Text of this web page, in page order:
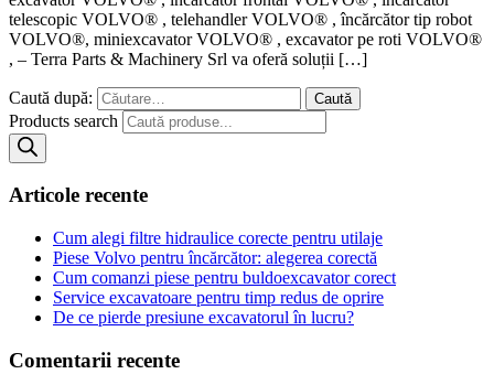
telescopic VOLVO® , telehandler VOLVO® , încărcător tip robot
VOLVO®, miniexcavator VOLVO® , excavator pe roti VOLVO®
, – Terra Parts & Machinery Srl va oferă soluții […]
Caută după:
Products search
Articole recente
Cum alegi filtre hidraulice corecte pentru utilaje
Piese Volvo pentru încărcător: alegerea corectă
Cum comanzi piese pentru buldoexcavator corect
Service excavatoare pentru timp redus de oprire
De ce pierde presiune excavatorul în lucru?
Comentarii recente